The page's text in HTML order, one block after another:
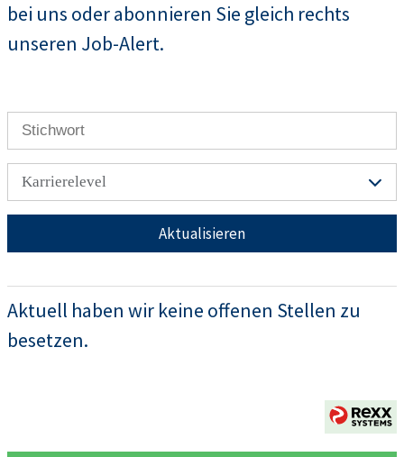
bei uns oder abonnieren Sie gleich rechts
unseren Job-Alert.
Karrierelevel
Aktualisieren
Aktuell haben wir keine offenen Stellen zu
besetzen.